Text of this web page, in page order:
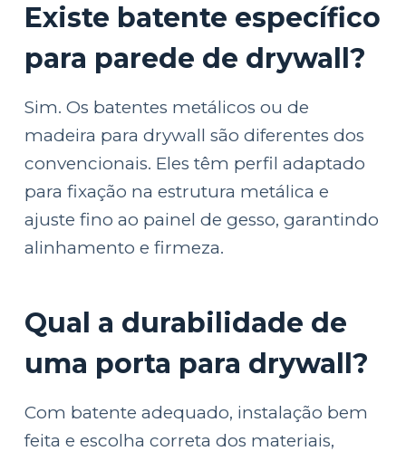
Existe batente específico
para parede de drywall?
Sim. Os batentes metálicos ou de
madeira para drywall são diferentes dos
convencionais. Eles têm perfil adaptado
para fixação na estrutura metálica e
ajuste fino ao painel de gesso, garantindo
alinhamento e firmeza.
Qual a durabilidade de
uma porta para drywall?
Com batente adequado, instalação bem
feita e escolha correta dos materiais,